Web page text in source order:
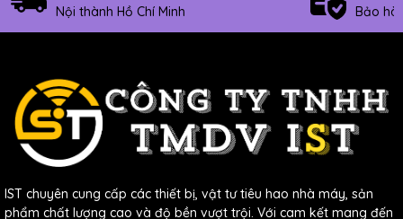
Nội thành Hồ Chí Minh Bảo
IST chuyên cung cấp các thiết bị, vật tư tiêu hao nhà máy, sản
phẩm chất lượng cao và độ bền vượt trội. Với cam kết mang đến